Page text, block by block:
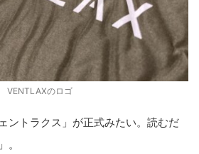
VENTLAXのロゴ
ントラクス」が正式みたい。読むだ
」。